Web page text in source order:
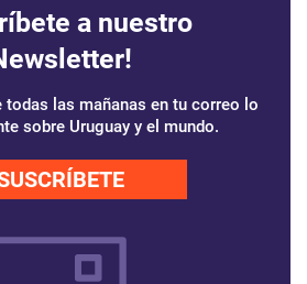
a nuestro
todas las mañanas en tu correo lo
sobre Uruguay y el mundo.